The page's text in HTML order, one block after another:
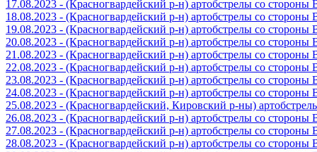
17.08.2023 - (Красногвардейский р-н) артобстрелы со
18.08.2023 - (Красногвардейский р-н) артобстрелы со
19.08.2023 - (Красногвардейский р-н) артобстрелы со
20.08.2023 - (Красногвардейский р-н) артобстрелы со
21.08.2023 - (Красногвардейский р-н) артобстрелы со
22.08.2023 - (Красногвардейский р-н) артобстрелы со
23.08.2023 - (Красногвардейский р-н) артобстрелы со
24.08.2023 - (Красногвардейский р-н) артобстрелы со
25.08.2023 - (Красногвардейский, Кировский р-ны)
26.08.2023 - (Красногвардейский р-н) артобстрелы со
27.08.2023 - (Красногвардейский р-н) артобстрелы со
28.08.2023 - (Красногвардейский р-н) артобстрелы со